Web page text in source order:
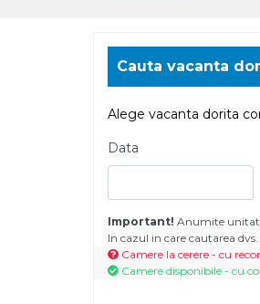
Cauta vacanta
Alege vacanta dorita
Data
Important! Anumite unitati
In cazul in care cautarea
Camere la cerere - cu
Camere disponibile - cu